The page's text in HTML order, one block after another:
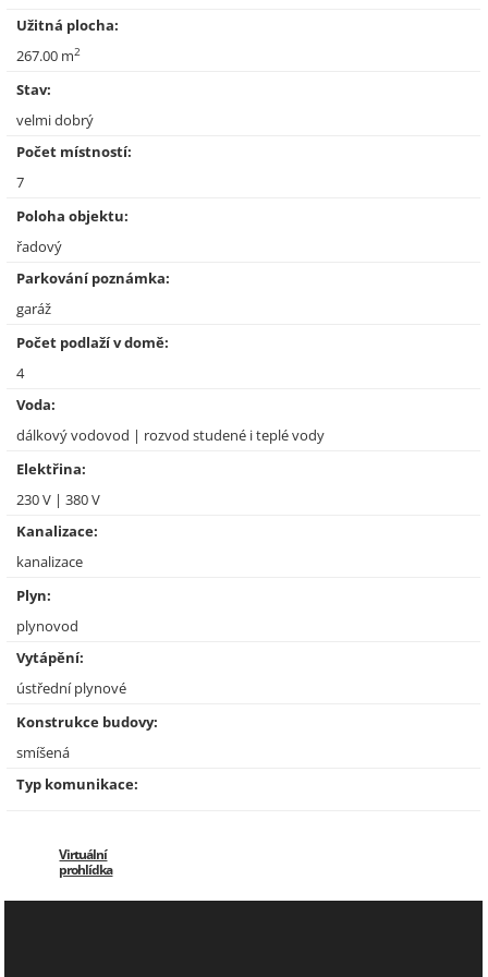
Užitná plocha:
267.00 m2
Stav:
velmi dobrý
Počet místností:
7
Poloha objektu:
řadový
Parkování poznámka:
garáž
Počet podlaží v domě:
4
Voda:
dálkový vodovod | rozvod studené i teplé vody
Elektřina:
230 V | 380 V
Kanalizace:
kanalizace
Plyn:
plynovod
Vytápění:
ústřední plynové
Konstrukce budovy:
smíšená
Typ komunikace:
Virtuální
prohlídka